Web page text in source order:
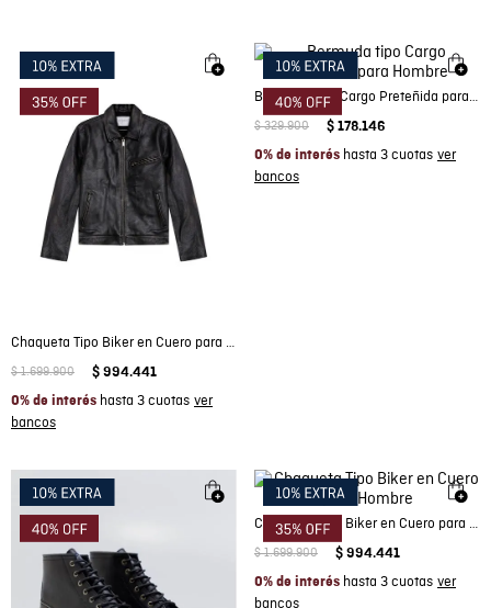
Chaqueta Tipo Biker en Cuero para Hombre
$ 1.699.900 $ 994.441
0% de interés hasta 3 cuotas
Bermuda tipo Cargo Preteñida para Hombre
$ 329.900 $ 178.146
0% de interés hasta 3 cuotas
Chaqueta Tipo Biker en Cuero para Hombre
$ 1.699.900 $ 994.441
0% de interés hasta 3 cuotas